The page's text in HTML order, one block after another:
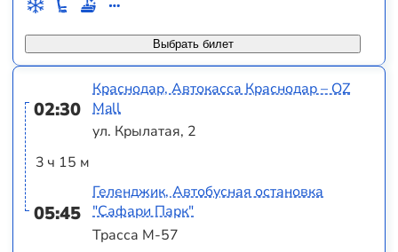
Выбрать билет
02:30
3 ч 15 м
05:45
Краснодар, Автокасса Краснодар – OZ
Mall
ул. Крылатая, 2
Геленджик, Автобусная остановка
"Сафари Парк"
Трасса М-57